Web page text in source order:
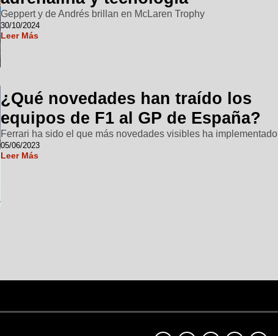
Geppert y de Andrés brillan en McLaren Trophy
30/10/2024
Leer Más
¿Qué novedades han traído los
equipos de F1 al GP de España?
Ferrari ha sido el que más novedades visibles ha implementado
05/06/2023
Leer Más